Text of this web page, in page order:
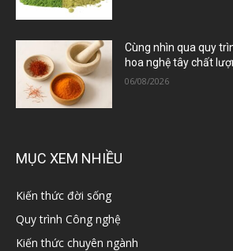
Cùng nhìn qua quy
hoa nghệ tây chất
06/08/2026
MỤC XEM NHIỀU
Kiến thức đời sống
Quy trình Công nghệ
Kiến thức chuyên ngành